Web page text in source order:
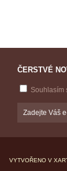
ČERSTVÉ
Souhlasím
VYTVOŘENO V